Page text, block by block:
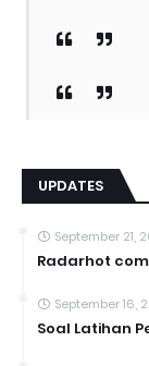
UPDATES
September 21,
Radarhot
September 16,
Soal Latihan